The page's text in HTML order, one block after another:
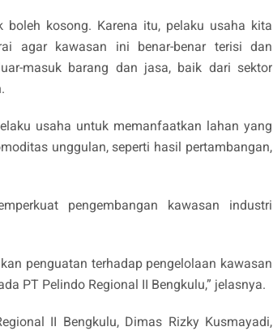
kosong. Karena itu, pelaku usaha kita
agar kawasan ini benar-benar terisi dan
masuk barang dan jasa, baik dari sektor
usaha untuk memanfaatkan lahan yang
unggulan, seperti hasil pertambangan,
pengembangan kawasan industri
penguatan terhadap pengelolaan kawasan
PT Pelindo Regional II Bengkulu,” jelasnya.
II Bengkulu, Dimas Rizky Kusmayadi,